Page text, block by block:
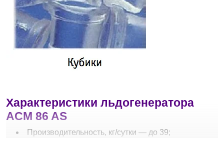
Характеристики льдогенератора
ACM 86 AS
Производительность, кг/сутки — до 39;